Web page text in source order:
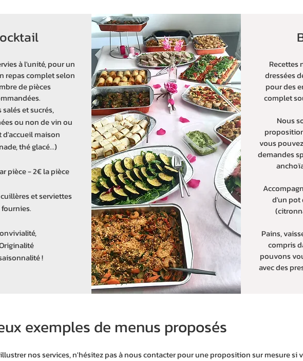
à l'unité, pour un
repas complet selon
de pièces
salés et sucrés,
ou non de vin ou
d'accueil maison
thé glacé...)
pièce - 2€ la pièce
et serviettes
fournies.
!
Recettes
dressées
pour des
complet
Nous
vous
demandes
d'un pot
Pains,
compris
pouvons
avec des
exemples de menus proposés
nos services, n'hésitez pas à nous contacter pour une proposition sur mesure si